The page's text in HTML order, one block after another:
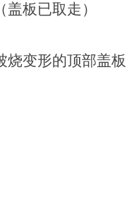
板已取走）
烧变形的顶部盖板